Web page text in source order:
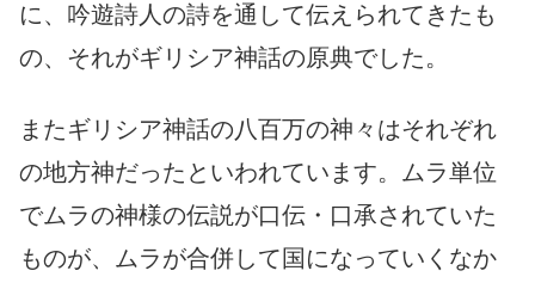
に、吟遊詩人の詩を通して伝えられてきたも
の、それがギリシア神話の原典でした。
またギリシア神話の八百万の神々はそれぞれ
の地方神だったといわれています。ムラ単位
でムラの神様の伝説が口伝・口承されていた
ものが、ムラが合併して国になっていくなか